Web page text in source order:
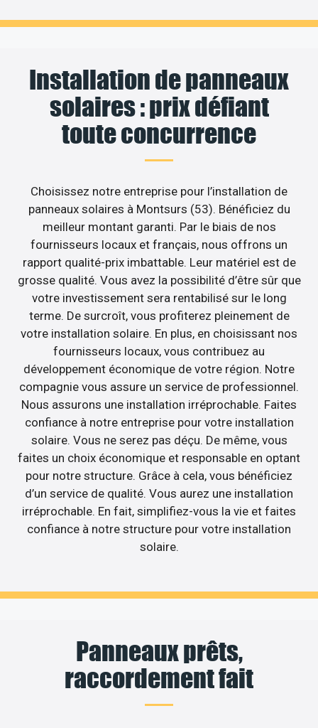
Installation de panneaux
solaires : prix défiant
toute concurrence
Choisissez notre entreprise pour l’installation de
panneaux solaires à Montsurs (53). Bénéficiez du
meilleur montant garanti. Par le biais de nos
fournisseurs locaux et français, nous offrons un
rapport qualité-prix imbattable. Leur matériel est de
grosse qualité. Vous avez la possibilité d’être sûr que
votre investissement sera rentabilisé sur le long
terme. De surcroît, vous profiterez pleinement de
votre installation solaire. En plus, en choisissant nos
fournisseurs locaux, vous contribuez au
développement économique de votre région. Notre
compagnie vous assure un service de professionnel.
Nous assurons une installation irréprochable. Faites
confiance à notre entreprise pour votre installation
solaire. Vous ne serez pas déçu. De même, vous
faites un choix économique et responsable en optant
pour notre structure. Grâce à cela, vous bénéficiez
d’un service de qualité. Vous aurez une installation
irréprochable. En fait, simplifiez-vous la vie et faites
confiance à notre structure pour votre installation
solaire.
Panneaux prêts,
raccordement fait